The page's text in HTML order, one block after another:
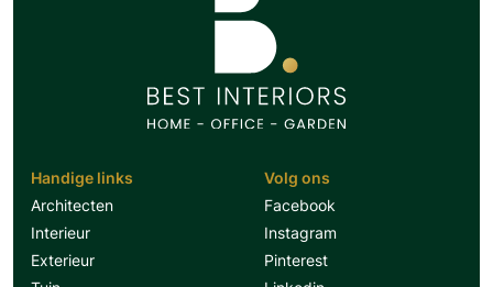
Handige links
Architecten
Interieur
Exterieur
Volg ons
Facebook
Instagram
Pinterest